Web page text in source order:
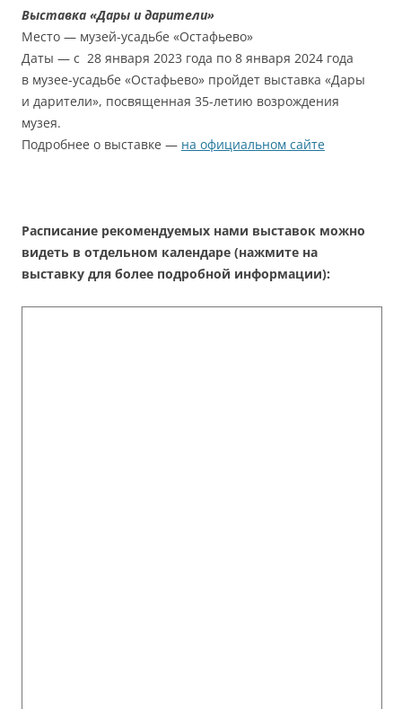
Выставка «Дары и дарители»
Место — музей-усадьбе «Остафьево»
Даты — с 28 января 2023 года по 8 января 2024 года
в музее-усадьбе «Остафьево» пройдет выставка «Дары
и дарители», посвященная 35-летию возрождения
музея.
Подробнее о выставке — на официальном сайте
Расписание рекомендуемых нами выставок можно
видеть в отдельном календаре (нажмите на
выставку для более подробной информации):